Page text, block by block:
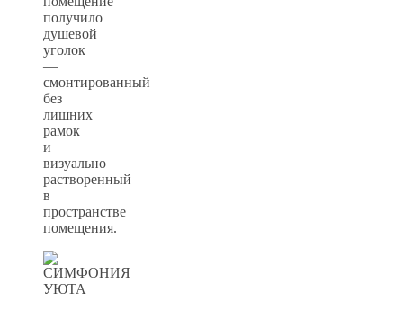
получило
душевой
уголок
—
смонтированный
без
лишних
рамок
и
визуально
растворенный
в
пространстве
помещения.